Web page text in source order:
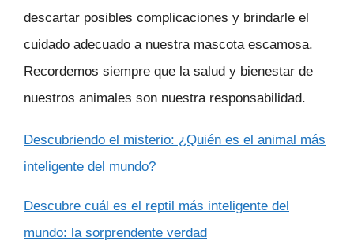
descartar posibles complicaciones y brindarle el
cuidado adecuado a nuestra mascota escamosa.
Recordemos siempre que la salud y bienestar de
nuestros animales son nuestra responsabilidad.
Descubriendo el misterio: ¿Quién es el animal más
inteligente del mundo?
Descubre cuál es el reptil más inteligente del
mundo: la sorprendente verdad